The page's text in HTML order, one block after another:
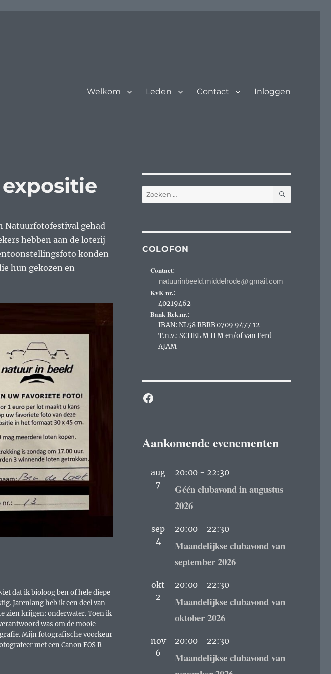
Welkom Leden Contact Inloggen
Natuurfotofestival gehad
hebben aan de loterij
konden
hun gekozen en
dat ik bioloog ben of hele diepe
Jarenlang heb ik een deel van
zien krijgen: onderwater. Toen ik
was om de mooie
Mijn fotografische voorkeur
met een Canon EOS R
Zoeken
naar:
ZOEKEN
COLOFON
Contact:
@
KvK nr.:
40219462
Bank Rek.nr.:
IBAN: NL58 RBRB 0709 9477 12
T.n.v.: SCHEL M H M en/of van Eerd
AJAM
Facebook
Aankomende evenementen
aug
7
20:00- 22:30
Géén clubavond in augustus
2026
sep
4
20:00- 22:30
Maandelijkse clubavond van
september 2026
okt
2
20:00- 22:30
Maandelijkse clubavond van
oktober 2026
nov
6
20:00- 22:30
Maandelijkse clubavond van